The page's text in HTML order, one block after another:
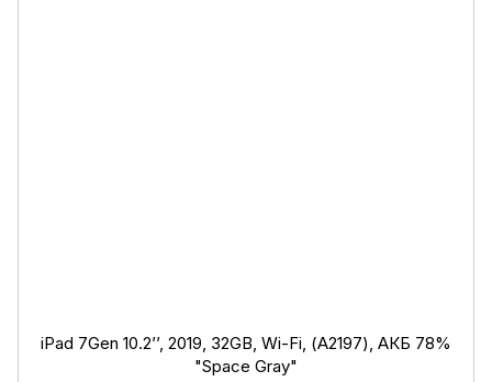
iPad 7Gen 10.2’’, 2019, 32GB, Wi-Fi, (А2197), АКБ 78%
"Space Gray"